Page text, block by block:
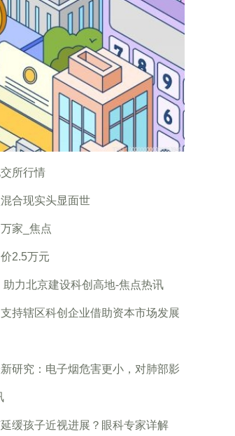
所行情
合现实头显面世
家_焦点
2.5万元
力北京建设科创高地-焦点热讯
持辖区科创企业借助资本市场发展
研究：电子烟危害更小，对肺部影
延缓孩子近视进展？眼科专家详解